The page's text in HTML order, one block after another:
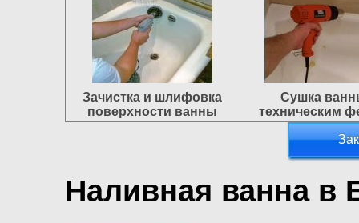
Зачистка и шлифовка
поверхности ванны
Сушка
техническим
Наливная ванна в